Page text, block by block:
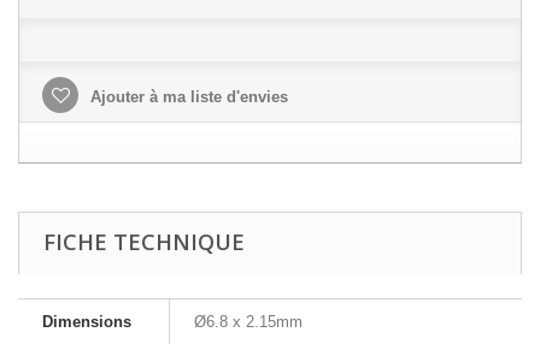
Ajouter à ma liste d'envies
FICHE TECHNIQUE
Dimensions Ø6.8 x 2.15mm